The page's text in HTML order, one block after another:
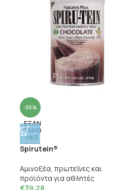
-30%
ΕΞΑΝ
ΤΛΗΘ
ΗΚΕ
Spirutein®
Αμινοξέα, πρωτεΐνες και
προϊόντα για αθλητές
€39,28